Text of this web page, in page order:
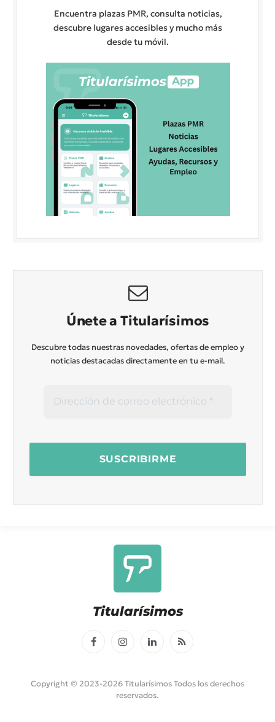
Encuentra plazas PMR, consulta noticias,
descubre lugares accesibles y mucho más
desde tu móvil.
Únete a Titularísimos
Descubre todas nuestras novedades, ofertas de empleo y
noticias destacadas directamente en tu e-mail.
Titularísimos
FacebookInstagramLinkedInRSS
Copyright © 2023-2026 Titularísimos Todos los derechos
reservados.